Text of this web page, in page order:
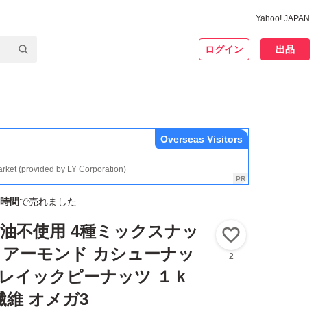
Yahoo! JAPAN
ログイン 出品
(provided by LY Corporation)
Overseas Visitors
間で売れました
不使用 4種ミックスナッ
ーモンド カシューナッ
イックピーナッツ １ｋ
オメガ3
2